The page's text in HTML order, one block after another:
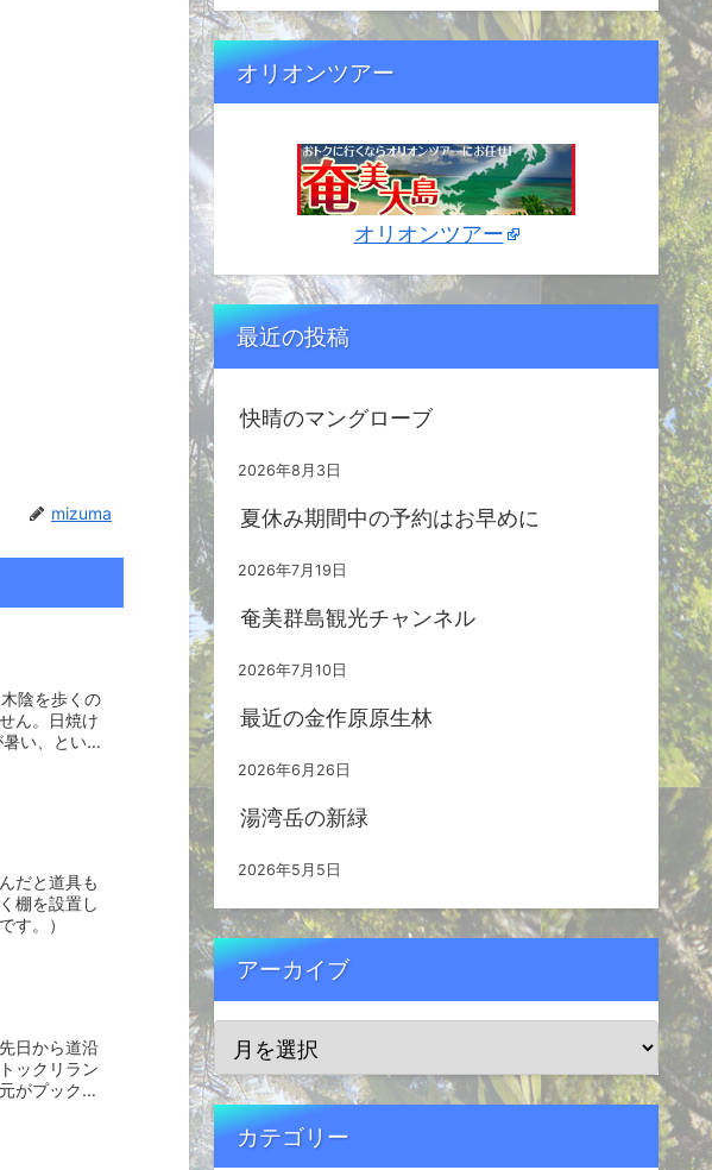
mizuma
陰を歩くの
ん。日焼け
い、という
だと道具も
棚を設置し
す。）
日から道沿
ックリラン
がプックリ
オリオンツアー
オリオンツアー
最近の投稿
快晴のマングローブ
2026年8月3日
夏休み期間中の予約はお早めに
2026年7月19日
奄美群島観光チャンネル
2026年7月10日
最近の金作原原生林
2026年6月26日
湯湾岳の新緑
2026年5月5日
アーカイブ
カテゴリー